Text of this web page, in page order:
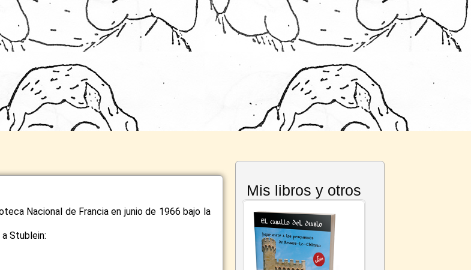
Nacional de Francia en junio de 1966 bajo la
Stublein:
Mis libros y otros